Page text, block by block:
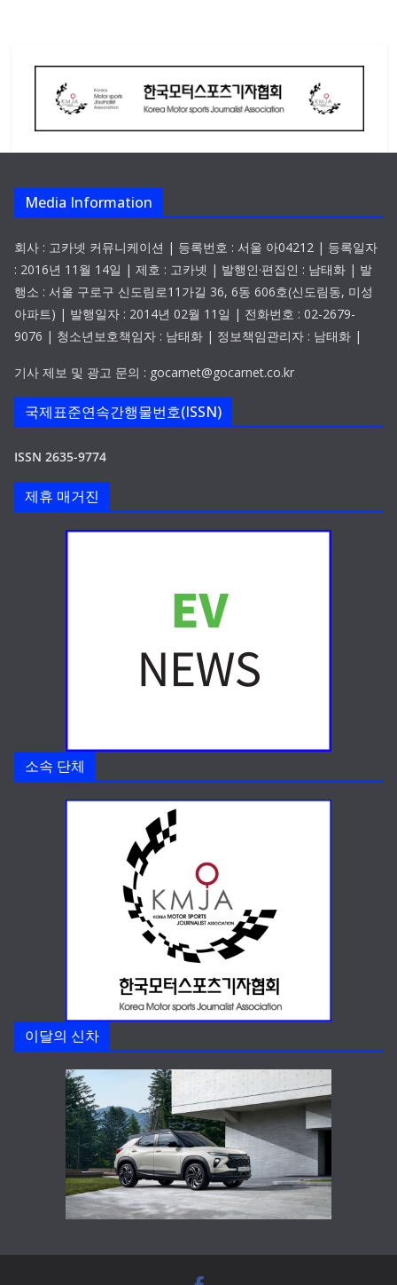
Media Information
회사 : 고카넷 커뮤니케이션 | 등록번호 : 서울 아04212 | 등록일자
: 2016년 11월 14일 | 제호 : 고카넷 | 발행인·편집인 : 남태화 | 발
행소 : 서울 구로구 신도림로11가길 36, 6동 606호(신도림동, 미성
아파트) | 발행일자 : 2014년 02월 11일 | 전화번호 : 02-2679-
9076 | 청소년보호책임자 : 남태화 | 정보책임관리자 : 남태화 |
기사 제보 및 광고 문의 : gocarnet@gocarnet.co.kr
국제표준연속간행물번호(ISSN)
ISSN 2635-9774
제휴 매거진
소속 단체
이달의 신차